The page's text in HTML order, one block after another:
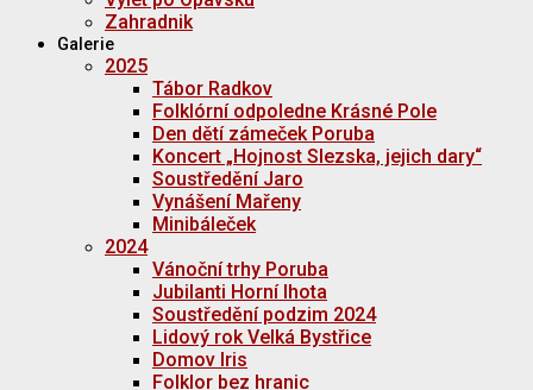
Zahradnik
Galerie
2025
Tábor Radkov
Folklórní odpoledne Krásné Pole
Den dětí zámeček Poruba
Koncert „Hojnost Slezska, jejich dary“
Soustředění Jaro
Vynášení Mařeny
Minibáleček
2024
Vánoční trhy Poruba
Jubilanti Horní lhota
Soustředění podzim 2024
Lidový rok Velká Bystřice
Domov Iris
Folklor bez hranic